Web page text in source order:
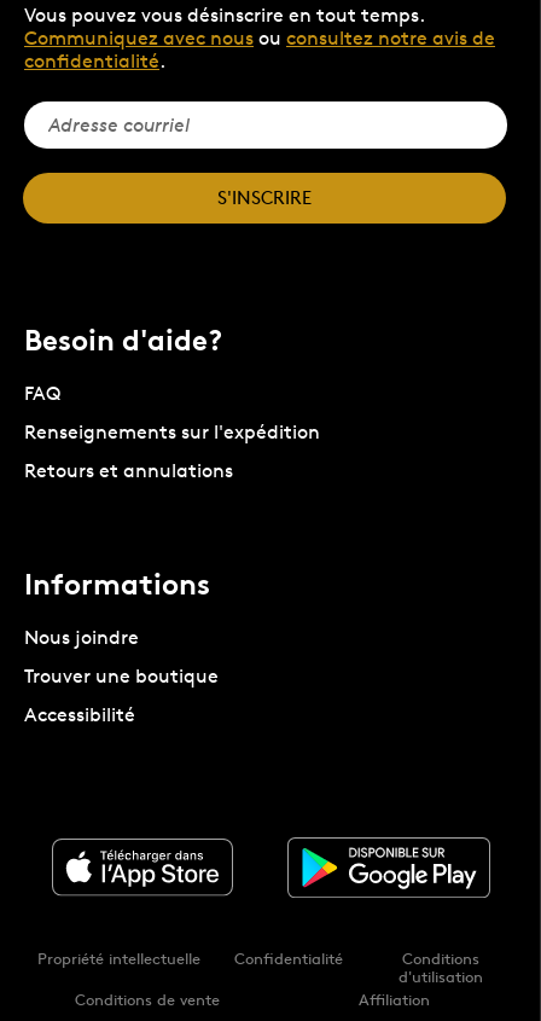
Vous pouvez vous désinscrire en tout temps.
Communiquez avec nous ou consultez notre avis de
confidentialité.
S'INSCRIRE
Besoin d'aide?
FAQ
Renseignements sur l'expédition
Retours et annulations
Informations
Nous joindre
Trouver une boutique
Accessibilité
Propriété intellectuelle Confidentialité
Conditions
d'utilisation
Conditions de vente
Affiliation